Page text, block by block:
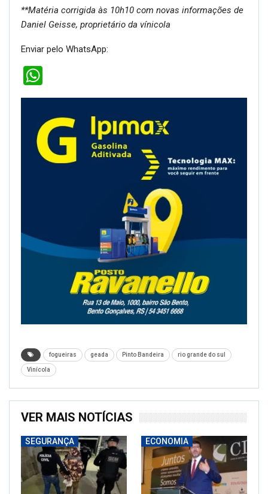
**Matéria corrigida às 10h10 com novas informações de
Daniel Geisse, proprietário da vínicola
Enviar pelo WhatsApp:
fogueiras geada Pinto Bandeira rio grande do sul
Vinícola
VER MAIS NOTÍCIAS
SEGURANÇA ECONOMIA